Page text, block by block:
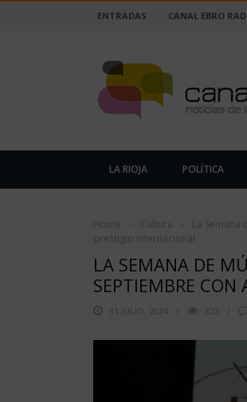
ENTRADAS CANAL EBRO
LA RIOJA POLÍTICA
Home Cultura
La Semana
prestigio internacional
LA SEMANA DE
SEPTIEMBRE CON
31 JULIO, 2024